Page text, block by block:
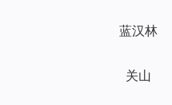
蓝汉林
关山